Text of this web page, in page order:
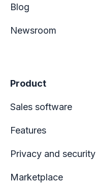
Blog
Newsroom
Product
Sales software
Features
Privacy and security
Marketplace